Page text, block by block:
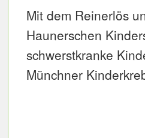
Mit dem Reinerlös
Haunerschen
schwerstkranke
Münchner